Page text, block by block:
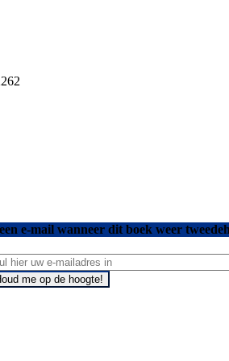
e-mail wanneer dit boek weer
me op de hoogte!